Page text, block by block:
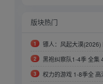
版块热门
1
镖人：风起大漠(2026)
作/武侠/古装] 汉语普通话
2 黑袍纠察队1-4季 全集
3
权力的游戏 1-8季全